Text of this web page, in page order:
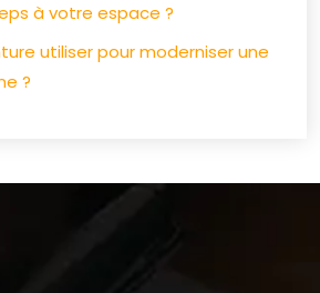
à votre espace ?
utiliser pour moderniser une
?